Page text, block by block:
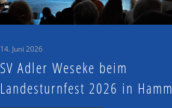
14. Juni 2026
SV Adler Weseke beim
Landesturnfest 2026 in Hamm